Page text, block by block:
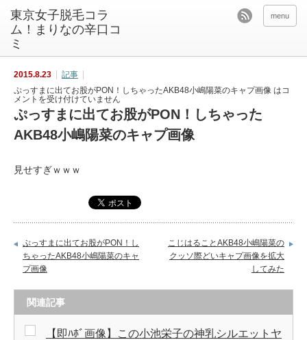
東京女子脱毛コラ
ム！まりなの辛口コ
ミ
menu
2015.8.23
記事
ぷっすまに出てお股がPON！しちゃったAKB48小嶋陽菜のキャプ画像 はコ
メントを受け付けていません
ぷっすまに出てお股がPON！しちゃった
AKB48小嶋陽菜のキャプ画像
見せすぎｗｗｗ
ぷっすまに出てお股がPON！し
ちゃったAKB48小嶋陽菜のキャ
プ画像
こじはることAKB48小嶋陽菜の
クッソ際どいキャプ画像を拡大
してみた
関連記事
【即ﾊﾎﾞ画像】この小池栄子の神乳シルエットヤ